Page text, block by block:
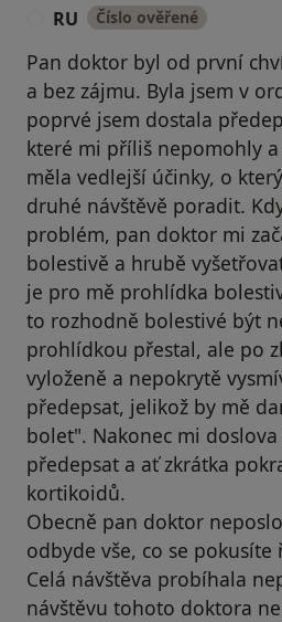
RU Číslo ověřené
Pan doktor byl od první
a bez zájmu. Byla jsem v
poprvé jsem dostala
které mi příliš nepomohly
měla vedlejší účinky, o
druhé návštěvě poradit.
problém, pan doktor mi
bolestivě a hrubě
je pro mě prohlídka
to rozhodně bolestivé být
prohlídkou přestal, ale po
vyloženě a nepokrytě
předepsat, jelikož by mě
bolet". Nakonec mi
předepsat a ať zkrátka
kortikoidů.
Obecně pan doktor
odbyde vše, co se pokusíte
Celá návštěva probíhala
návštěvu tohoto doktora